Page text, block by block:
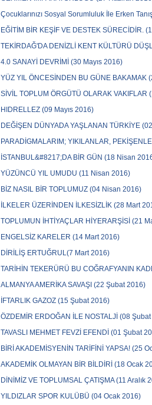
Çocuklarınızı Sosyal Sorumluluk İle Erken
EĞİTİM BİR KEŞİF VE DESTEK SÜRECİDİR.
TEKİRDAĞ'DA DENİZLİ KENT KÜLTÜRÜ
4.0 SANAYİ DEVRİMİ (30 Mayıs 2016)
YÜZ YIL ÖNCESİNDEN BU GÜNE BAKAMAK
SİVİL TOPLUM ÖRGÜTÜ OLARAK VAKIFLAR
HIDRELLEZ (09 Mayıs 2016)
DEĞİŞEN DÜNYADA YAŞLANAN TÜRKİYE
PARADİGMALARIM; YIKILANLAR,
İSTANBUL&#8217;DA BİR GÜN (18 Nisan
YÜZÜNCÜ YIL UMUDU (11 Nisan 2016)
BİZ NASIL BİR TOPLUMUZ (04 Nisan 2016)
İLKELER ÜZERİNDEN İLKESİZLİK (28 Mart
TOPLUMUN İHTİYAÇLAR HİYERARŞİSİ (21
ENGELSİZ KARELER (14 Mart 2016)
DİRİLİŞ ERTUĞRUL(7 Mart 2016)
TARİHİN TEKERÜRÜ BU COĞRAFYANIN
ALMANYA AMERİKA SAVAŞI (22 Şubat 2016)
İFTARLIK GAZOZ (15 Şubat 2016)
ÖZDEMİR ERDOĞAN İLE NOSTALJİ (08
TAVASLI MEHMET FEVZİ EFENDİ (01 Şubat
BİRİ AKADEMİSYENİN TARİFİNİ YAPSA! (25
AKADEMİK OLMAYAN BİR BİLDİRİ (18 Ocak
DİNİMİZ VE TOPLUMSAL ÇATIŞMA (11 Aralık
YILDIZLAR SPOR KULÜBÜ (04 Ocak 2016)